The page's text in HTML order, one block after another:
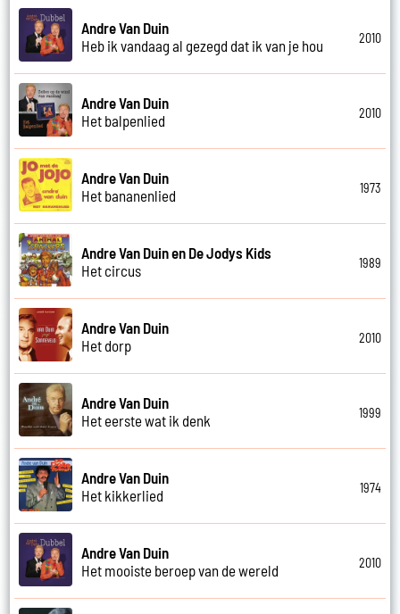
Andre Van Duin
Heb ik vandaag al gezegd dat ik van je hou
2010
Andre Van Duin
Het balpenlied
2010
Andre Van Duin
Het bananenlied
1973
Andre Van Duin en De Jodys Kids
Het circus
1989
Andre Van Duin
Het dorp
2010
Andre Van Duin
Het eerste wat ik denk
1999
Andre Van Duin
Het kikkerlied
1974
Andre Van Duin
Het mooiste beroep van de wereld
2010